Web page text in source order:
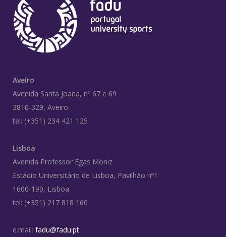
Aveiro
Avenida Santa Joana, nº 67 e 69
3810-329, Aveiro
tel: (+351) 234 421 125
Lisboa
Avenida Professor Egas Moniz
Estádio Universitário de Lisboa, Pavilhão nº1
1600-190, Lisboa
tel: (+351) 217 818 160
e.mail: fadu@fadu.pt